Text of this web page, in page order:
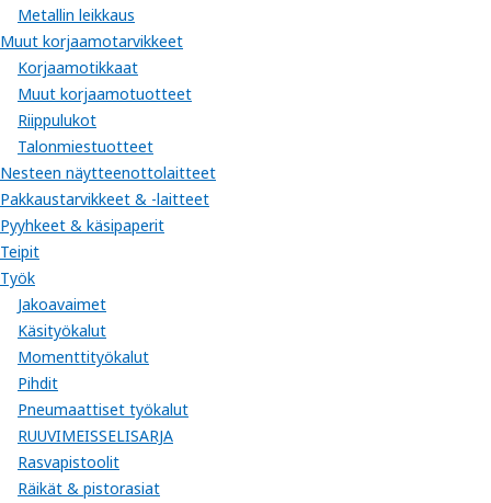
Metallin leikkaus
Muut korjaamotarvikkeet
Korjaamotikkaat
Muut korjaamotuotteet
Riippulukot
Talonmiestuotteet
Nesteen näytteenottolaitteet
Pakkaustarvikkeet & -laitteet
Pyyhkeet & käsipaperit
Teipit
Työk
Jakoavaimet
Käsityökalut
Momenttityökalut
Pihdit
Pneumaattiset työkalut
RUUVIMEISSELISARJA
Rasvapistoolit
Räikät & pistorasiat